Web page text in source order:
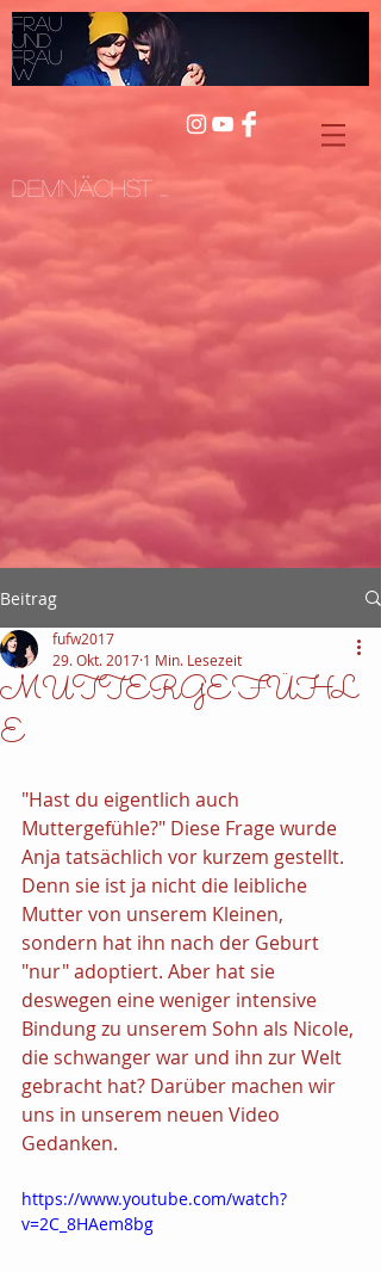
Frau
und
Frau
W
Demnächst ...
Beitrag
MUTTERGEFÜHL
E
fufw2017
29. Okt. 2017 1 Min. Lesezeit
"Hast du eigentlich auch
Muttergefühle?" Diese Frage wurde
Anja tatsächlich vor kurzem gestellt.
Denn sie ist ja nicht die leibliche
Mutter von unserem Kleinen,
sondern hat ihn nach der Geburt
"nur" adoptiert. Aber hat sie
deswegen eine weniger intensive
Bindung zu unserem Sohn als Nicole,
die schwanger war und ihn zur Welt
gebracht hat? Darüber machen wir
uns in unserem neuen Video
Gedanken.
https://www.youtube.com/watch?
v=2C_8HAem8bg